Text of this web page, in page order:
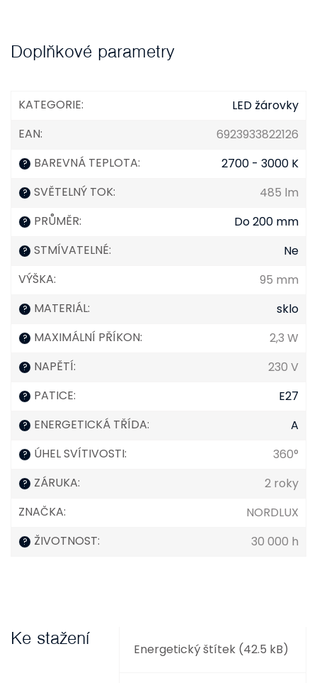
Doplňkové parametry
KATEGORIE:
LED žárovky
EAN: 6923933822126
? BAREVNÁ TEPLOTA: 2700 - 3000 K
? SVĚTELNÝ TOK: 485 lm
? PRŮMĚR: Do 200 mm
? STMÍVATELNÉ:
Ne
VÝŠKA: 95 mm
? MATERIÁL: sklo
? MAXIMÁLNÍ PŘÍKON: 2,3 W
? NAPĚTÍ: 230 V
? PATICE: E27
? ENERGETICKÁ TŘÍDA: A
? ÚHEL SVÍTIVOSTI: 360°
? ZÁRUKA:
2 roky
ZNAČKA: NORDLUX
? ŽIVOTNOST: 30 000 h
Ke stažení
Energetický štítek (42.5 kB)